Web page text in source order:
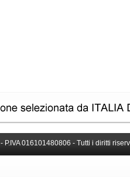
- P.IVA 016101480806 - Tutti i diritti